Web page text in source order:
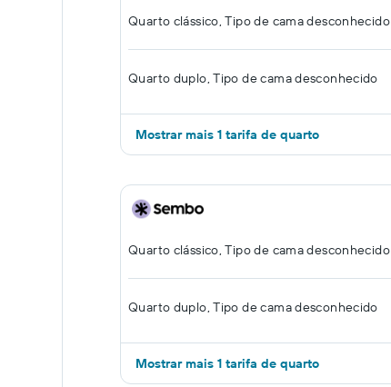
Quarto clássico, Tipo de cama desconhecido
Quarto duplo, Tipo de cama desconhecido
Mostrar mais 1 tarifa de quarto
Quarto clássico, Tipo de cama desconhecido
Quarto duplo, Tipo de cama desconhecido
Mostrar mais 1 tarifa de quarto